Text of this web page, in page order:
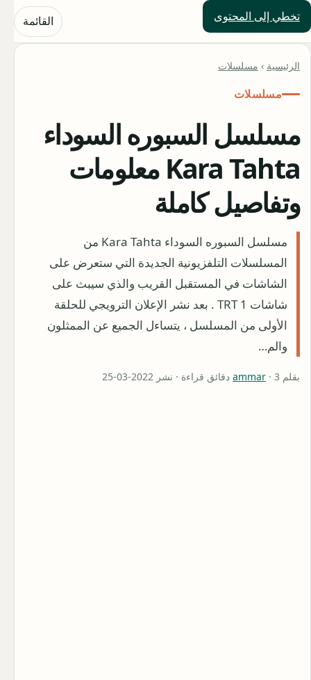
تخطي إلى المحتوى
حلول العالم القائمة
الرئيسية › مسلسلات
مسلسلات
مسلسل السبوره السوداء
Kara Tahta معلومات
وتفاصيل كاملة
‏مسلسل السبوره السوداء Kara Tahta من
المسلسلات التلفزيونية الجديدة التي ستعرض على
الشاشات في المستقبل القريب والذي سيبث على
شاشات TRT 1 . بعد نشر الإعلان الترويجي للحلقة
الأولى من المسلسل ، يتساءل الجميع عن الممثلون
والم…
بقلم ammar · 3 دقائق قراءة · نشر 2022-03-25